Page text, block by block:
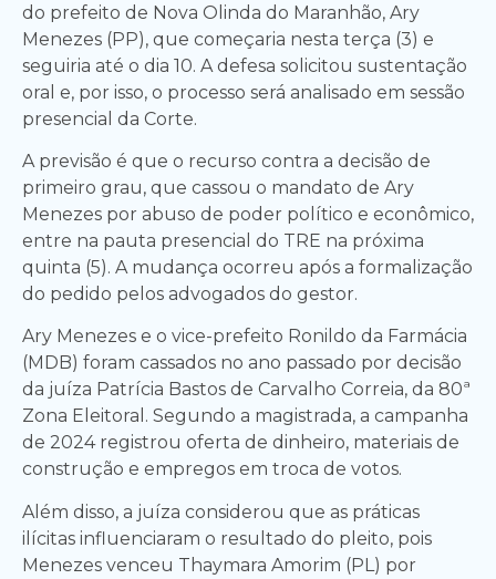
do prefeito de Nova Olinda do Maranhão, Ary
Menezes (PP), que começaria nesta terça (3) e
seguiria até o dia 10. A defesa solicitou sustentação
oral e, por isso, o processo será analisado em sessão
presencial da Corte.
A previsão é que o recurso contra a decisão de
primeiro grau, que cassou o mandato de Ary
Menezes por abuso de poder político e econômico,
entre na pauta presencial do TRE na próxima
quinta (5). A mudança ocorreu após a formalização
do pedido pelos advogados do gestor.
Ary Menezes e o vice-prefeito Ronildo da Farmácia
(MDB) foram cassados no ano passado por decisão
da juíza Patrícia Bastos de Carvalho Correia, da 80ª
Zona Eleitoral. Segundo a magistrada, a campanha
de 2024 registrou oferta de dinheiro, materiais de
construção e empregos em troca de votos.
Além disso, a juíza considerou que as práticas
ilícitas influenciaram o resultado do pleito, pois
Menezes venceu Thaymara Amorim (PL) por